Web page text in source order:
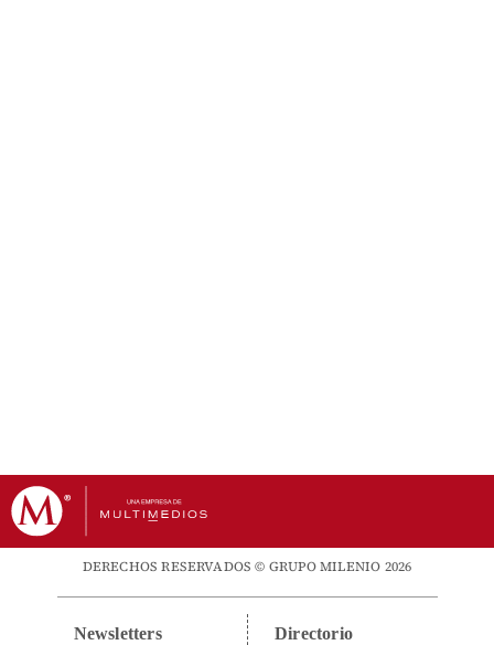
DERECHOS RESERVADOS © GRUPO MILENIO 2026
Newsletters Directorio